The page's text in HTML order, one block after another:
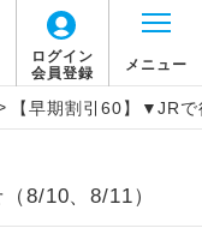
ログイン
会員登録
メニュー
【早期割引60】▼JR
8/10、8/11）
明
から復路到着空港
す。